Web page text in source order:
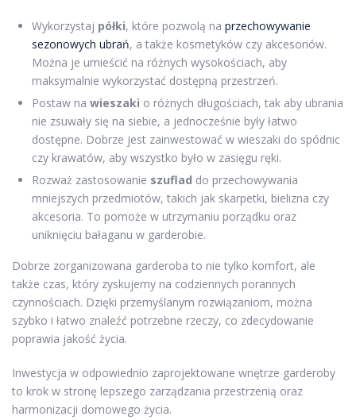
Wykorzystaj półki, które pozwolą na przechowywanie
sezonowych ubrań, a także kosmetyków czy akcesoriów.
Można je umieścić na różnych wysokościach, aby
maksymalnie wykorzystać dostępną przestrzeń.
Postaw na wieszaki o różnych długościach, tak aby ubrania
nie zsuwały się na siebie, a jednocześnie były łatwo
dostępne. Dobrze jest zainwestować w wieszaki do spódnic
czy krawatów, aby wszystko było w zasięgu ręki.
Rozważ zastosowanie szuflad do przechowywania
mniejszych przedmiotów, takich jak skarpetki, bielizna czy
akcesoria. To pomoże w utrzymaniu porządku oraz
uniknięciu bałaganu w garderobie.
Dobrze zorganizowana garderoba to nie tylko komfort, ale
także czas, który zyskujemy na codziennych porannych
czynnościach. Dzięki przemyślanym rozwiązaniom, można
szybko i łatwo znaleźć potrzebne rzeczy, co zdecydowanie
poprawia jakość życia.
Inwestycja w odpowiednio zaprojektowane wnętrze garderoby
to krok w stronę lepszego zarządzania przestrzenią oraz
harmonizacji domowego życia.